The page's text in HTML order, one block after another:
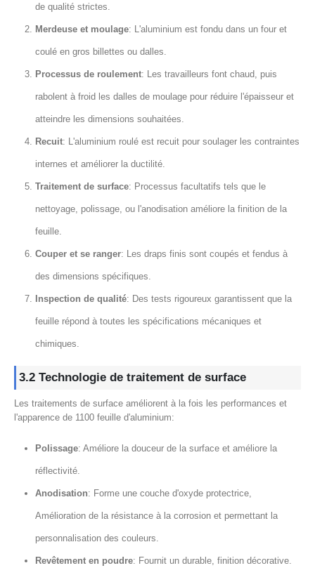
de qualité strictes.
Merdeuse et moulage: L'aluminium est fondu dans un four et
coulé en gros billettes ou dalles.
Processus de roulement: Les travailleurs font chaud, puis
rabolent à froid les dalles de moulage pour réduire l'épaisseur et
atteindre les dimensions souhaitées.
Recuit: L'aluminium roulé est recuit pour soulager les contraintes
internes et améliorer la ductilité.
Traitement de surface: Processus facultatifs tels que le
nettoyage, polissage, ou l'anodisation améliore la finition de la
feuille.
Couper et se ranger: Les draps finis sont coupés et fendus à
des dimensions spécifiques.
Inspection de qualité: Des tests rigoureux garantissent que la
feuille répond à toutes les spécifications mécaniques et
chimiques.
3.2 Technologie de traitement de surface
Les traitements de surface améliorent à la fois les performances et
l'apparence de 1100 feuille d'aluminium:
Polissage: Améliore la douceur de la surface et améliore la
réflectivité.
Anodisation: Forme une couche d'oxyde protectrice,
Amélioration de la résistance à la corrosion et permettant la
personnalisation des couleurs.
Revêtement en poudre: Fournit un durable, finition décorative.